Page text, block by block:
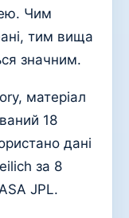
Чим
тим вища
значним.
матеріал
18
дані
за 8
JPL.